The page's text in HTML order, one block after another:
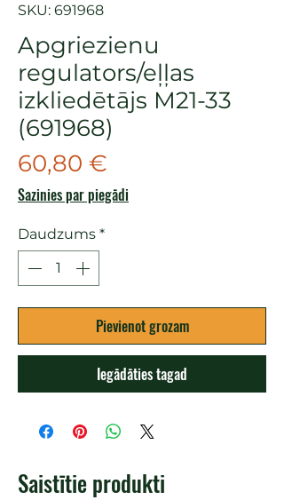
SKU: 691968
Apgriezienu
regulators/eļļas
izkliedētājs M21-33
(691968)
60,80 €
Sazinies par piegādi
Daudzums *
Pievienot grozam
Iegādāties tagad
Saistītie produkti